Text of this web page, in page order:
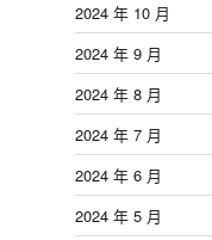
2024 年 10 月
2024 年 9 月
2024 年 8 月
2024 年 7 月
2024 年 6 月
2024 年 5 月